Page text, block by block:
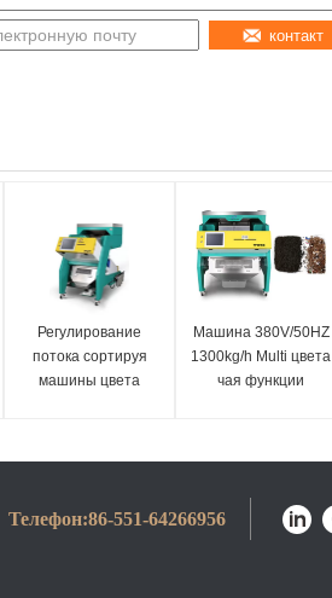
контакт
Регулирование
потока сортируя
машины цвета
Машина 380V/50HZ
1300kg/h Multi цвета
чая функции
Телефон:86-551-64266956